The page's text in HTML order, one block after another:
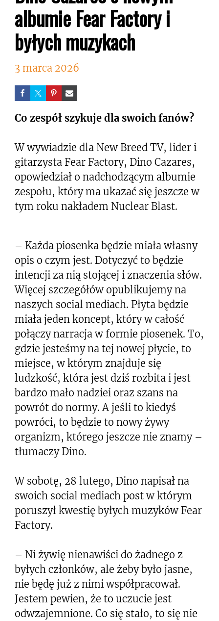
albumie Fear Factory i
byłych muzykach
3 marca 2026
Co zespół szykuje dla swoich fanów?
W wywiadzie dla New Breed TV, lider i
gitarzysta Fear Factory, Dino Cazares,
opowiedział o nadchodzącym albumie
zespołu, który ma ukazać się jeszcze w
tym roku nakładem Nuclear Blast.
– Każda piosenka będzie miała własny
opis o czym jest. Dotyczyć to będzie
intencji za nią stojącej i znaczenia słów.
Więcej szczegółów opublikujemy na
naszych social mediach. Płyta będzie
miała jeden koncept, który w całość
połączy narracja w formie piosenek. To,
gdzie jesteśmy na tej nowej płycie, to
miejsce, w którym znajduje się
ludzkość, która jest dziś rozbita i jest
bardzo mało nadziei oraz szans na
powrót do normy. A jeśli to kiedyś
powróci, to będzie to nowy żywy
organizm, którego jeszcze nie znamy –
tłumaczy Dino.
W sobotę, 28 lutego, Dino napisał na
swoich social mediach post w którym
poruszył kwestię byłych muzyków Fear
Factory.
– Ni żywię nienawiści do żadnego z
byłych członków, ale żeby było jasne,
nie będę już z nimi współpracował.
Jestem pewien, że to uczucie jest
odwzajemnione. Co się stało, to się nie